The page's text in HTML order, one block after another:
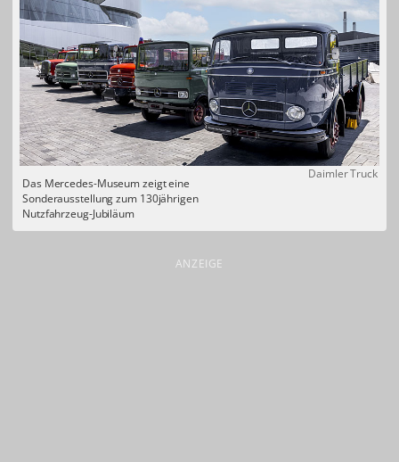
Daimler Truck
Das Mercedes-Museum zeigt eine
Sonderausstellung zum 130jährigen
Nutzfahrzeug-Jubiläum
ANZEIGE